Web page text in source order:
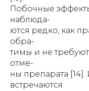
Побочные
наблюда-
ются редко, как
обра-
тимы и не
отме-
ны препарата
встречаются